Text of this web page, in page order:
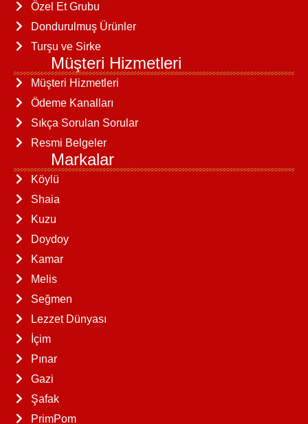
Özel Et Grubu
Dondurulmuş Ürünler
Turşu ve Sirke
Müşteri Hizmetleri
Müşteri Hizmetleri
Ödeme Kanalları
Sıkça Sorulan Sorular
Resmi Belgeler
Markalar
Köylü
Shaia
Kuzu
Doydoy
Kamar
Melis
Seğmen
Lezzet Dünyası
İçim
Pınar
Gazi
Şafak
PrimPom